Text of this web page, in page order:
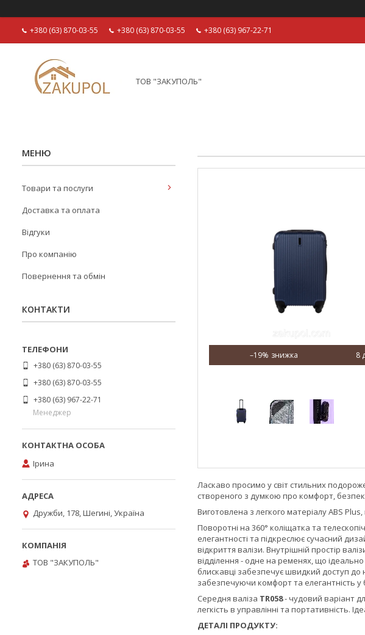
+380 (63) 870-03-55 +380 (63) 870-03-55 +380 (63) 967-22-71
ТОВ "ЗАКУПОЛЬ"
–19% 8
Ласкаво просимо у світ стильних
створеного з думкою про комфорт,
Виготовлена з легкого матеріалу ABS
Поворотні на 360° коліщатка та
елегантності та підкреслює сучасний
відкриття валізи. Внутрішній простір
відділення - одне на ременях, що
блискавці забезпечує швидкий доступ до
забезпечуючи комфорт та елегантність у
Середня валіза TR058- чудовий варіант
легкість в управлінні та портативність.
ДЕТАЛІ ПРОДУКТУ:
Товари та послуги
Доставка та оплата
Відгуки
Про компанію
Повернення та обмін
КОНТАКТИ
+380 (63) 870-03-55
+380 (63) 870-03-55
+380 (63) 967-22-71
Менеджер
Ірина
Дружби, 178, Шегині, Україна
ТОВ "ЗАКУПОЛЬ"